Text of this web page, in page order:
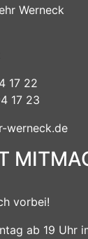
Werneck
17 22
17 23
werneck.de
vorbei!
ab 19 Uhr